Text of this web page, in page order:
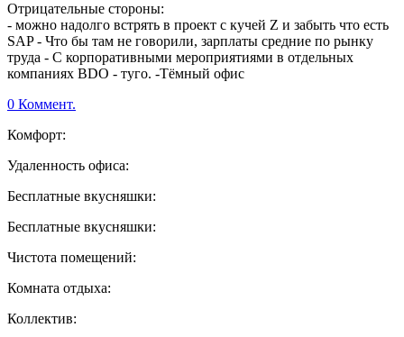
Отрицательные стороны:
- можно надолго встрять в проект с кучей Z и забыть что есть
SAP - Что бы там не говорили, зарплаты средние по рынку
труда - С корпоративными мероприятиями в отдельных
компаниях BDO - туго. -Тёмный офис
0 Коммент.
Комфорт:
Удаленность офиса:
Бесплатные вкусняшки:
Бесплатные вкусняшки:
Чистота помещений:
Комната отдыха:
Коллектив: